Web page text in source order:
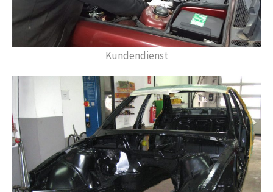
Kundendienst